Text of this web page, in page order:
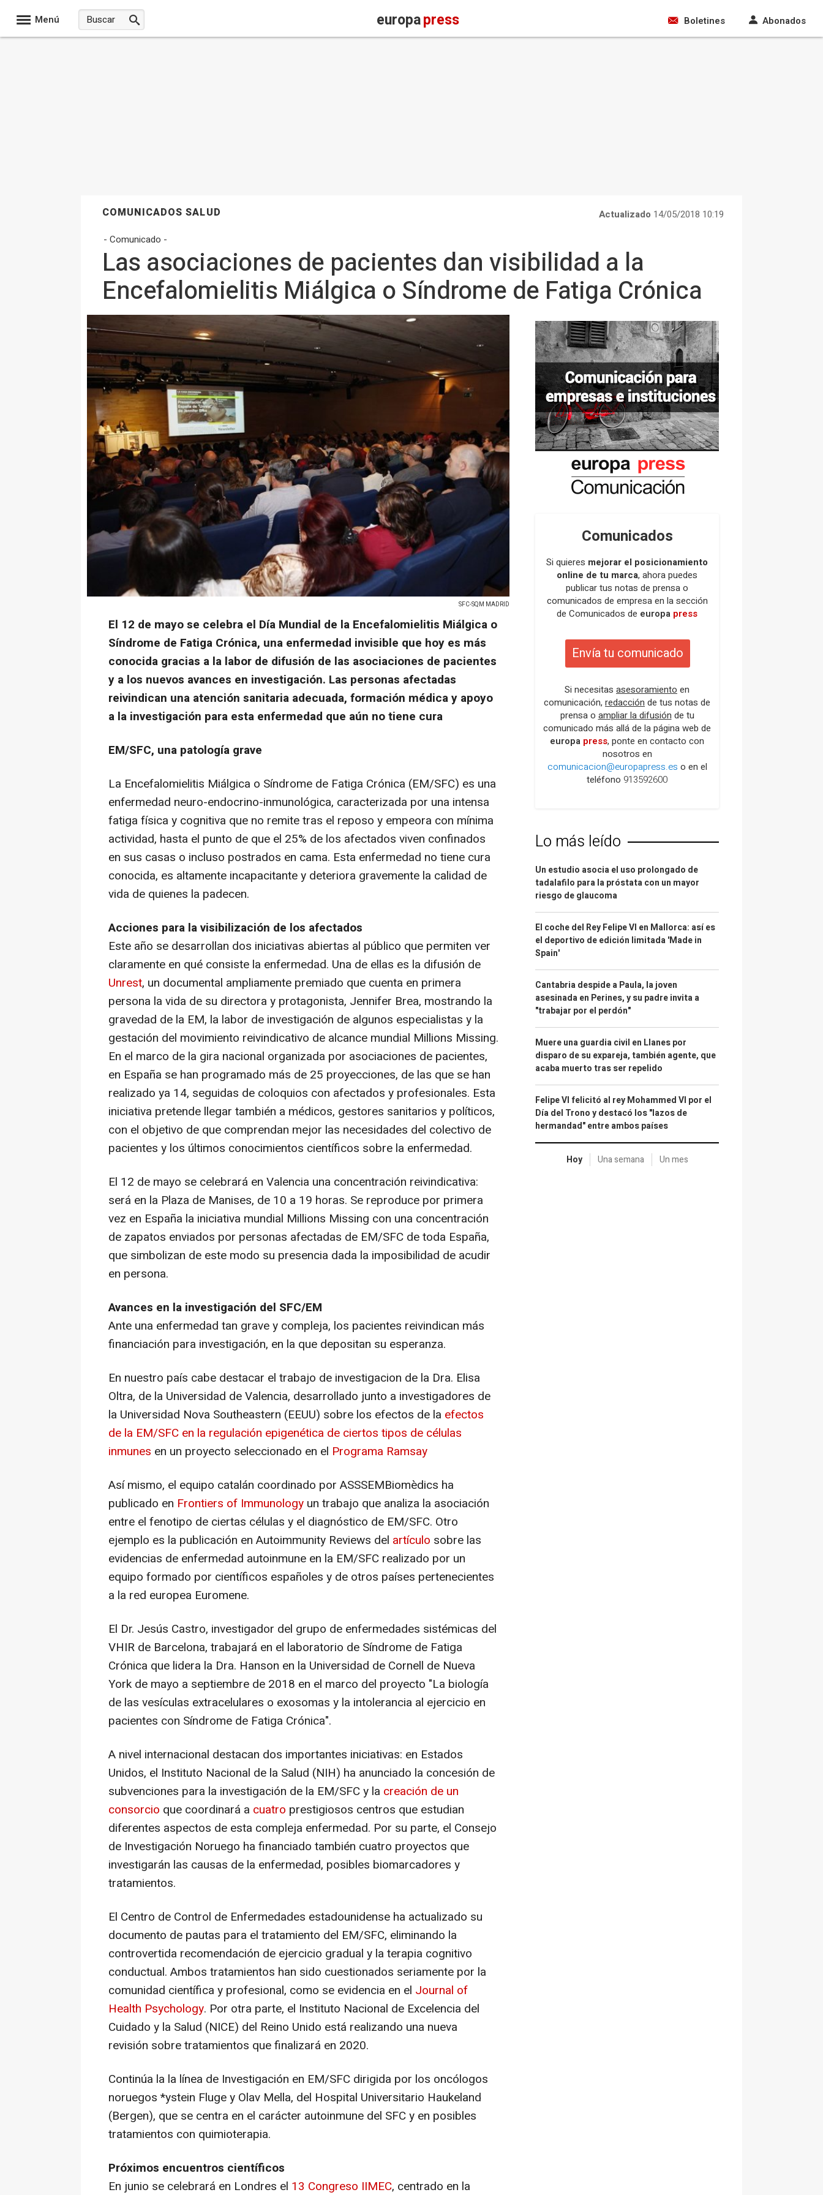
Menú europapress Boletines Abonados
COMUNICADOS SALUD Actualizado 14/05/2018 10:19
- Comunicado -
Las asociaciones de pacientes dan visibilidad a la
Encefalomielitis Miálgica o Síndrome de Fatiga Crónica
SFC-SQM MADRID
El 12 de mayo se celebra el Día Mundial de la Encefalomielitis Miálgica o
Síndrome de Fatiga Crónica, una enfermedad invisible que hoy es más
conocida gracias a la labor de difusión de las asociaciones de pacientes
y a los nuevos avances en investigación. Las personas afectadas
reivindican una atención sanitaria adecuada, formación médica y apoyo
a la investigación para esta enfermedad que aún no tiene cura
EM/SFC, una patología grave
La Encefalomielitis Miálgica o Síndrome de Fatiga Crónica (EM/SFC) es una
enfermedad neuro-endocrino-inmunológica, caracterizada por una intensa
fatiga física y cognitiva que no remite tras el reposo y empeora con mínima
actividad, hasta el punto de que el 25% de los afectados viven confinados
en sus casas o incluso postrados en cama. Esta enfermedad no tiene cura
conocida, es altamente incapacitante y deteriora gravemente la calidad de
vida de quienes la padecen.
Acciones para la visibilización de los afectados
Este año se desarrollan dos iniciativas abiertas al público que permiten ver
claramente en qué consiste la enfermedad. Una de ellas es la difusión de
Unrest, un documental ampliamente premiado que cuenta en primera
persona la vida de su directora y protagonista, Jennifer Brea, mostrando la
gravedad de la EM, la labor de investigación de algunos especialistas y la
gestación del movimiento reivindicativo de alcance mundial Millions Missing.
En el marco de la gira nacional organizada por asociaciones de pacientes,
en España se han programado más de 25 proyecciones, de las que se han
realizado ya 14, seguidas de coloquios con afectados y profesionales. Esta
iniciativa pretende llegar también a médicos, gestores sanitarios y políticos,
con el objetivo de que comprendan mejor las necesidades del colectivo de
pacientes y los últimos conocimientos científicos sobre la enfermedad.
El 12 de mayo se celebrará en Valencia una concentración reivindicativa:
será en la Plaza de Manises, de 10 a 19 horas. Se reproduce por primera
vez en España la iniciativa mundial Millions Missing con una concentración
de zapatos enviados por personas afectadas de EM/SFC de toda España,
que simbolizan de este modo su presencia dada la imposibilidad de acudir
en persona.
Avances en la investigación del SFC/EM
Ante una enfermedad tan grave y compleja, los pacientes reivindican más
financiación para investigación, en la que depositan su esperanza.
En nuestro país cabe destacar el trabajo de investigacion de la Dra. Elisa
Oltra, de la Universidad de Valencia, desarrollado junto a investigadores de
la Universidad Nova Southeastern (EEUU) sobre los efectos de la efectos
de la EM/SFC en la regulación epigenética de ciertos tipos de células
inmunes en un proyecto seleccionado en el Programa Ramsay
Así mismo, el equipo catalán coordinado por ASSSEMBiomèdics ha
publicado en Frontiers of Immunology un trabajo que analiza la asociación
entre el fenotipo de ciertas células y el diagnóstico de EM/SFC. Otro
ejemplo es la publicación en Autoimmunity Reviews del artículo sobre las
evidencias de enfermedad autoinmune en la EM/SFC realizado por un
equipo formado por científicos españoles y de otros países pertenecientes
a la red europea Euromene.
El Dr. Jesús Castro, investigador del grupo de enfermedades sistémicas del
VHIR de Barcelona, trabajará en el laboratorio de Síndrome de Fatiga
Crónica que lidera la Dra. Hanson en la Universidad de Cornell de Nueva
York de mayo a septiembre de 2018 en el marco del proyecto "La biología
de las vesículas extracelulares o exosomas y la intolerancia al ejercicio en
pacientes con Síndrome de Fatiga Crónica".
A nivel internacional destacan dos importantes iniciativas: en Estados
Unidos, el Instituto Nacional de la Salud (NIH) ha anunciado la concesión de
subvenciones para la investigación de la EM/SFC y la creación de un
consorcio que coordinará a cuatro prestigiosos centros que estudian
diferentes aspectos de esta compleja enfermedad. Por su parte, el Consejo
de Investigación Noruego ha financiado también cuatro proyectos que
investigarán las causas de la enfermedad, posibles biomarcadores y
tratamientos.
El Centro de Control de Enfermedades estadounidense ha actualizado su
documento de pautas para el tratamiento del EM/SFC, eliminando la
controvertida recomendación de ejercicio gradual y la terapia cognitivo
conductual. Ambos tratamientos han sido cuestionados seriamente por la
comunidad científica y profesional, como se evidencia en el Journal of
Health Psychology. Por otra parte, el Instituto Nacional de Excelencia del
Cuidado y la Salud (NICE) del Reino Unido está realizando una nueva
revisión sobre tratamientos que finalizará en 2020.
Continúa la la línea de Investigación en EM/SFC dirigida por los oncólogos
noruegos *ystein Fluge y Olav Mella, del Hospital Universitario Haukeland
(Bergen), que se centra en el carácter autoinmune del SFC y en posibles
tratamientos con quimioterapia.
Próximos encuentros científicos
En junio se celebrará en Londres el 13 Congreso IIMEC, centrado en la
Comunicados
Si quieres mejorar el posicionamiento
online de tu marca, ahora puedes
publicar tus notas de prensa o
comunicados de empresa en la sección
de Comunicados de europa press
Envía tu comunicado
Si necesitas asesoramiento en
comunicación, redacción de tus notas de
prensa o ampliar la difusión de tu
comunicado más allá de la página web de
europa press, ponte en contacto con
nosotros en
comunicacion@europapress.es o en el
teléfono 913592600
Lo más leído
Un estudio asocia el uso prolongado de
tadalafilo para la próstata con un mayor
riesgo de glaucoma
El coche del Rey Felipe VI en Mallorca: así es
el deportivo de edición limitada 'Made in
Spain'
Cantabria despide a Paula, la joven
asesinada en Perines, y su padre invita a
"trabajar por el perdón"
Muere una guardia civil en Llanes por
disparo de su expareja, también agente, que
acaba muerto tras ser repelido
Felipe VI felicitó al rey Mohammed VI por el
Día del Trono y destacó los "lazos de
hermandad" entre ambos países
Hoy Una semana Un mes